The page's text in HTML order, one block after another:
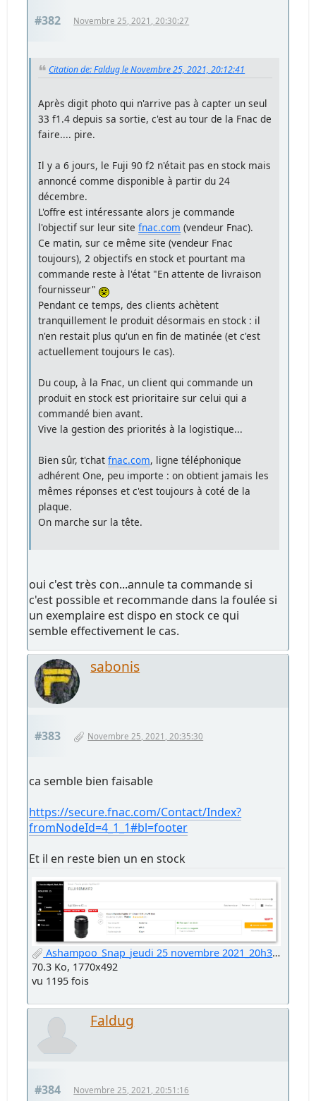
#382 Novembre 25, 2021, 20:30:27
Citation de: Faldug le Novembre 25, 2021, 20:12:41
Après digit photo qui n'arrive pas à capter un seul
33 f1.4 depuis sa sortie, c'est au tour de la Fnac de
faire.... pire.
Il y a 6 jours, le Fuji 90 f2 n'était pas en stock mais
annoncé comme disponible à partir du 24
décembre.
L'offre est intéressante alors je commande
l'objectif sur leur sitefnac.com (vendeur Fnac).
Ce matin, sur ce même site (vendeur Fnac
toujours), 2 objectifs en stock et pourtant ma
commande reste à l'état "En attente de livraison
fournisseur"
Pendant ce temps, des clients achètent
tranquillement le produit désormais en stock : il
n'en restait plus qu'un en fin de matinée (et c'est
actuellement toujours le cas).
Du coup, à la Fnac, un client qui commande un
produit en stock est prioritaire sur celui qui a
commandé bien avant.
Vive la gestion des priorités à la logistique...
Bien sûr, t'chatfnac.com, ligne téléphonique
adhérent One, peu importe : on obtient jamais les
mêmes réponses et c'est toujours à coté de la
plaque.
On marche sur la tête.
oui c'est très con...annule ta commande si
c'est possible et recommande dans la foulée si
un exemplaire est dispo en stock ce qui
semble effectivement le cas.
sabonis
#383 Novembre 25, 2021, 20:35:30
ca semble bien faisable
https://secure.fnac.com/Contact/Index?
fromNodeId=4_1_1#bl=footer
Et il en reste bien un en stock
Ashampoo_Snap_jeudi 25 novembre 2021_20h32m06s_001_Chrome Legacy Window.jpg
70.3 Ko, 1770x492
vu 1195 fois
Faldug
#384 Novembre 25, 2021, 20:51:16